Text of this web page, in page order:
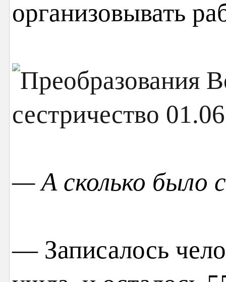
организовывать
— А сколько было
— Записалось